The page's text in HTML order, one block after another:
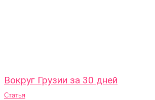
Вокруг Грузии за 30 дней
Статья